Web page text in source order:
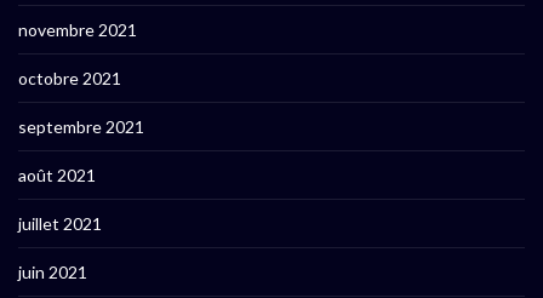
novembre 2021
octobre 2021
septembre 2021
août 2021
juillet 2021
juin 2021